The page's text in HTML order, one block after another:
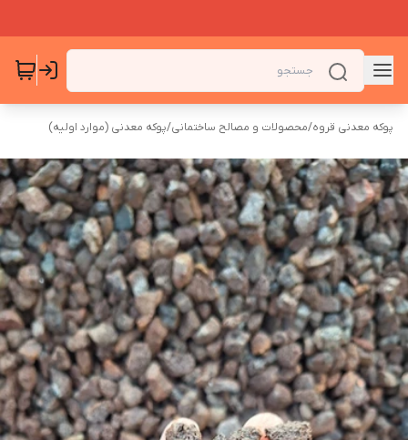
پوکه معدنی قروه/محصولات و مصالح ساختمانی/پوکه معدنی (موارد اولیه)